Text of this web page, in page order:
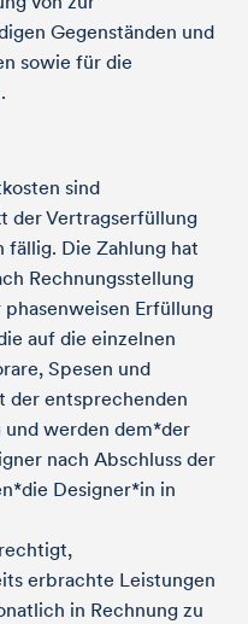
Gegenständen und
sowie für die
sind
der Vertragserfüllung
Die Zahlung hat
Rechnungsstellung
Erfüllung
auf die einzelnen
Spesen und
der entsprechenden
werden dem*der
nach Abschluss der
Designer*in in
erbrachte Leistungen
in Rechnung zu